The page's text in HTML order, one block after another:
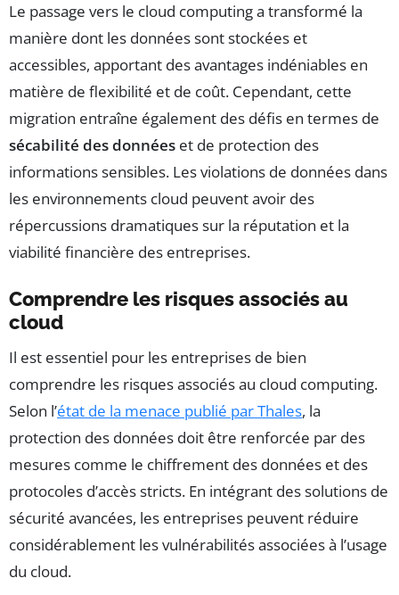
Le passage vers le cloud computing a transformé la
manière dont les données sont stockées et
accessibles, apportant des avantages indéniables en
matière de flexibilité et de coût. Cependant, cette
migration entraîne également des défis en termes de
sécabilité des données et de protection des
informations sensibles. Les violations de données dans
les environnements cloud peuvent avoir des
répercussions dramatiques sur la réputation et la
viabilité financière des entreprises.
Comprendre les risques associés au
cloud
Il est essentiel pour les entreprises de bien
comprendre les risques associés au cloud computing.
Selon l’état de la menace publié par Thales, la
protection des données doit être renforcée par des
mesures comme le chiffrement des données et des
protocoles d’accès stricts. En intégrant des solutions de
sécurité avancées, les entreprises peuvent réduire
considérablement les vulnérabilités associées à l’usage
du cloud.